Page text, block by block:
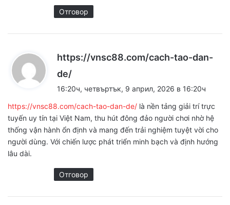
Отговор
https://vnsc88.com/cach-tao-dan-
de/
а
а
:
16:20ч, четвъртък, 9 април, 2026 в 16:20ч
https://vnsc88.com/cach-tao-dan-de/ là nền tảng giải trí trực
tuyến uy tín tại Việt Nam, thu hút đông đảo người chơi nhờ hệ
thống vận hành ổn định và mang đến trải nghiệm tuyệt vời cho
người dùng. Với chiến lược phát triển minh bạch và định hướng
lâu dài.
Отговор